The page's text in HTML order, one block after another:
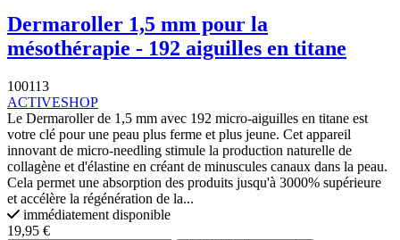
Dermaroller 1,5 mm pour la
mésothérapie - 192 aiguilles en titane
100113
ACTIVESHOP
Le Dermaroller de 1,5 mm avec 192 micro-aiguilles en titane est
votre clé pour une peau plus ferme et plus jeune. Cet appareil
innovant de micro-needling stimule la production naturelle de
collagène et d'élastine en créant de minuscules canaux dans la peau.
Cela permet une absorption des produits jusqu'à 3000% supérieure
et accélère la régénération de la...
immédiatement disponible
19,95 €